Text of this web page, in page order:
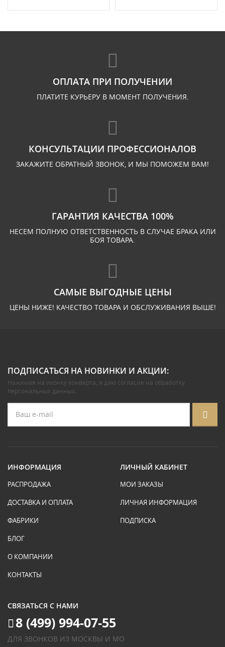
ОПЛАТА ПРИ ПОЛУЧЕНИИ
ПЛАТИТЕ КУРЬЕРУ В МОМЕНТ ПОЛУЧЕНИЯ.
КОНСУЛЬТАЦИИ ПРОФЕССИОНАЛОВ
ЗАКАЖИТЕ ОБРАТНЫЙ ЗВОНОК, И МЫ ПОМОЖЕМ ВАМ!
ГАРАНТИЯ КАЧЕСТВА 100%
НЕСЕМ ПОЛНУЮ ОТВЕТСТВЕННОСТЬ В СЛУЧАЕ БРАКА ИЛИ
БОЯ ТОВАРА.
САМЫЕ ВЫГОДНЫЕ ЦЕНЫ
ЦЕНЫ НИЖЕ! КАЧЕСТВО ТОВАРА И ОБСЛУЖИВАНИЯ ВЫШЕ!
ПОДПИСАТЬСЯ НА НОВИНКИ И АКЦИИ:
Нажимая на иконку конверта, я даю согласие на обработку
персональных данных.
ИНФОРМАЦИЯ
РАСПРОДАЖА
ДОСТАВКА И ОПЛАТА
ФАБРИКИ
БЛОГ
О КОМПАНИИ
КОНТАКТЫ
ЛИЧНЫЙ КАБИНЕТ
МОИ ЗАКАЗЫ
ЛИЧНАЯ ИНФОРМАЦИЯ
ПОДПИСКА
СВЯЗАТЬСЯ С НАМИ
8 (499) 994-07-55
ДЛЯ ЗВОНКОВ ИЗ МОСКВЫ И МО